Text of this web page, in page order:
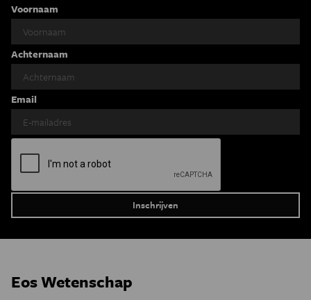
Voornaam
Achternaam
Email
Eos Wetenschap